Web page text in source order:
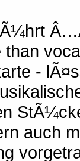
than
-
auch